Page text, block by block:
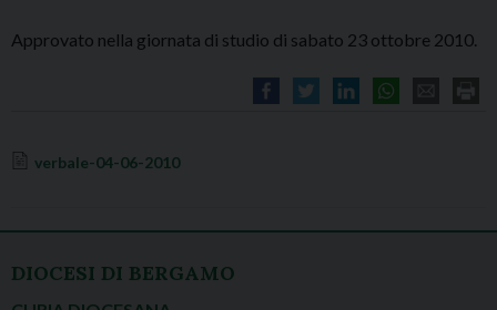
Approvato nella giornata di studio di sabato 23 ottobre 2010.
verbale-04-06-2010
DIOCESI DI BERGAMO